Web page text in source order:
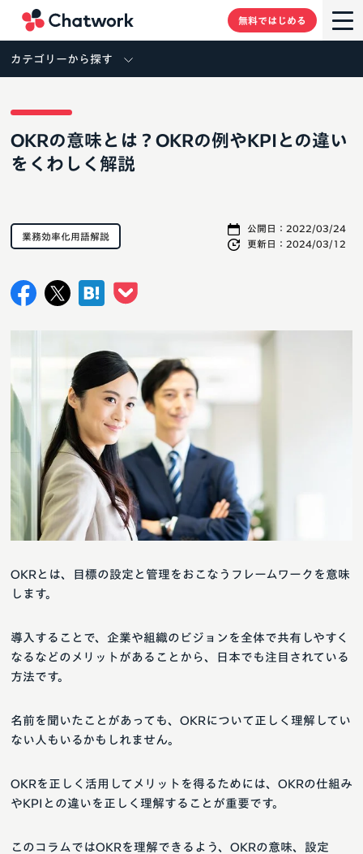
無料ではじめる
カテゴリーから探す
OKRの意味とは？OKRの例やKPIとの違い
をくわしく解説
公開日： 2022/03/24
更新日： 2024/03/12
業務効率化用語解説
このコラムではOKRを理解できるよう、OKRの意味、設定
OKRを正しく活用してメリットを得るためには、OKRの仕組み
やKPIとの違いを正しく理解することが重要です。
名前を聞いたことがあっても、OKRについて正しく理解してい
ない人もいるかもしれません。
導入することで、企業や組織のビジョンを全体で共有しやすく
なるなどのメリットがあることから、日本でも注目されている
方法です。
OKRとは、目標の設定と管理をおこなうフレームワークを意味
します。